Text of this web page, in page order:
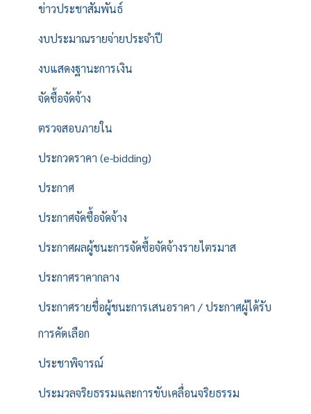
ข่าวประชาสัมพันธ์
งบประมาณรายจ่ายประจำปี
งบแสดงฐานะการเงิน
จัดซื้อจัดจ้าง
ตรวจสอบภายใน
ประกวดราคา (e-bidding)
ประกาศ
ประกาศจัดซื้อจัดจ้าง
ประกาศผลผู้ชนะการจัดซื้อจัดจ้างรายไตรมาส
ประกาศราคากลาง
ประกาศรายชื่อผู้ชนะการเสนอราคา / ประกาศผู้ได้รับ
การคัดเลือก
ประชาพิจารณ์
ประมวลจริยธรรมและการขับเคลื่อนจริยธรรม